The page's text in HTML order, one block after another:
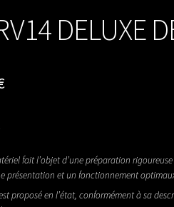
DELUXE
fait l’objet d’une préparation
présentation et un fonctionnement
proposé en l’état, conformément à sa